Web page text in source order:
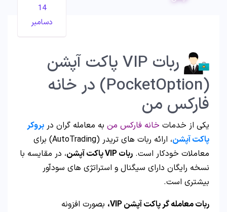
14
دسامبر
ربات VIP پاکت آپشن
(PocketOption) در خانه
فارکس من
یکی از خدمات خانه فارکس من به معامله گران در بروکر
پاکت آپشن
، ارائه ربات های تریدر (AutoTrading) برای
معاملات خودکار است. ربات VIP پاکت آپشن
، در مقایسه با
نسخه رایگان دارای سیگنال و استراتژی های سودآور
بیشتری است.
ربات معامله گر پاکت آپشن VIP،
بصورت افزونه